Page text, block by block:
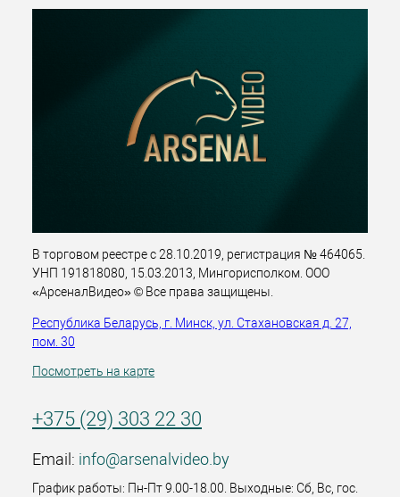
В торговом реестре с 28.10.2019, регистрация № 464065.
УНП 191818080, 15.03.2013, Мингорисполком. ООО
«АрсеналВидео» © Все права защищены.
Республика Беларусь, г. Минск, ул. Стахановская д. 27,
пом. 30
Посмотреть на карте
+375 (29) 303 22 30
Email: info@arsenalvideo.by
График работы: Пн-Пт 9.00-18.00. Выходные: Сб, Вс, гос.